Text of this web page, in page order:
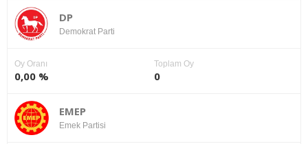
DP
Demokrat Parti
Oy Oranı
0,00 %
Toplam Oy
0
EMEP
Emek Partisi